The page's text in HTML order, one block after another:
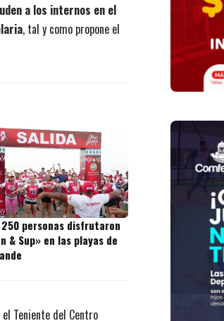
a los internos en el
, tal y como propone el
250 personas disfrutaron
& Sup» en las playas de
Teniente del Centro